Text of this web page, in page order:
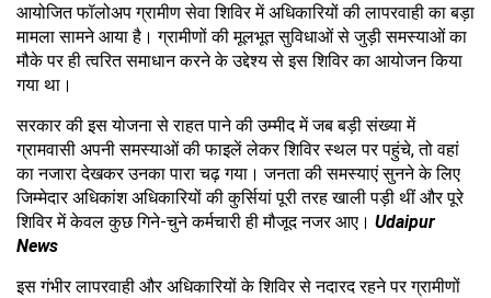
आयोजित फॉलोअप ग्रामीण सेवा शिविर में अधिकारियों की लापरवाही का बड़ा
मामला सामने आया है। ग्रामीणों की मूलभूत सुविधाओं से जुड़ी समस्याओं का
मौके पर ही त्वरित समाधान करने के उद्देश्य से इस शिविर का आयोजन किया
गया था।
सरकार की इस योजना से राहत पाने की उम्मीद में जब बड़ी संख्या में
ग्रामवासी अपनी समस्याओं की फाइलें लेकर शिविर स्थल पर पहुंचे,तो वहां
का नजारा देखकर उनका पारा चढ़ गया। जनता की समस्याएं सुनने के लिए
जिम्मेदार अधिकांश अधिकारियों की कुर्सियां पूरी तरह खाली पड़ी थीं और पूरे
शिविर में केवल कुछ गिने-चुने कर्मचारी ही मौजूद नजर आए। Udaipur
News
इस गंभीर लापरवाही और अधिकारियों के शिविर से नदारद रहने पर ग्रामीणों